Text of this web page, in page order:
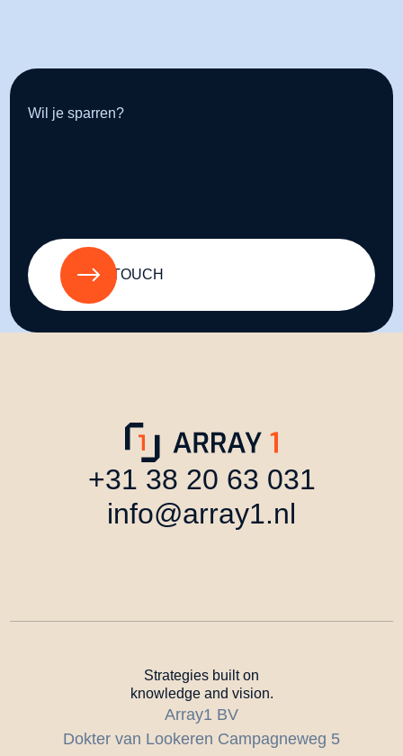
Wil je sparren?
GET IN TOUCH
+31 38 20 63 031
info@array1.nl
Strategies built on
knowledge and vision.
Array1 BV
Dokter van Lookeren Campagneweg 5